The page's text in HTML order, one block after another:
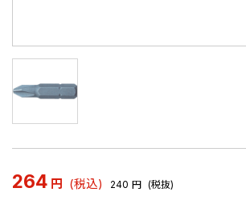
264 円 (税込) 240 円 (税抜)